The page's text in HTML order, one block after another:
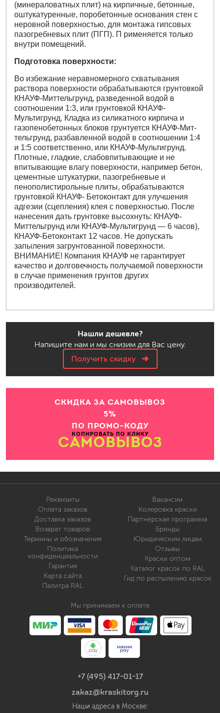
(минераловатных плит) на кирпичные, бетонные,
оштукатуренные, поробетонные основания стен с
неровной поверхностью, для монтажа гипсовых
пазогребневых плит (ПГП). П рименяется только
внутри помещений.
Подготовка поверхности:
Во избежание неравномерного схватывания
раствора поверхности обрабатываются грунтовкой
КНАУФ-Миттельгрунд, разведенной водой в
соотношении 1:3, или грунтовкой КНАУФ-
Мультигрунд. Кладка из силикатного кирпича и
газопенобетонных блоков грунтуется КНАУФ-Мит-
тельгрунд, разбавленной водой в соотношении 1:4
и 1:5 соответственно, или КНАУФ-Мультигрунд.
Плотные, гладкие, слабовпитывающие и не
впитывающие влагу поверхности, например бетон,
цементные штукатурки, пазогребневые и
пенополистирольные плиты, обрабатываются
грунтовкой КНАУФ- Бетоконтакт для улучшения
адгезии (сцепления) клея с поверхностью. После
нанесения дать грунтовке высохнуть: КНАУФ-
Миттельгрунд или КНАУФ-Мультигрунд — 6 часов),
КНАУФ-Бетоконтакт 12 часов. Не допускать
запыления загрунтованной поверхности.
ВНИМАНИЕ! Компания КНАУФ не гарантирует
качество и долговечность получаемой поверхности
в случае применения грунтов других
производителей.
Нашли дешевле?
Напишите нам и мы снизим для Вас цену.
Получить скидку
СКИДКА ЗА САМОВЫВОЗ
5%
ПО ПРОМО-КОДУ
КОПИРОВАТЬ ПО КЛИКУ
САМОВЫВОЗ
Реквизиты
Оплата заказов
Доставка заказов
Возврат товаров
Термины и обозначения
Политика
конфиденциальности
Гарантия
Карта сайта
Палитра RAL
Вакансии
Колеровка краски
Партнерская программа
Бренды
Юридическим лицам
Отзывы
Краски оптом
Каталог красок по RAL
Гид по распылению красок
Мы принимаем к оплате
+7 (495) 417-01-17
zakaz@kraskitorg.ru
Наши адреса в Москве: